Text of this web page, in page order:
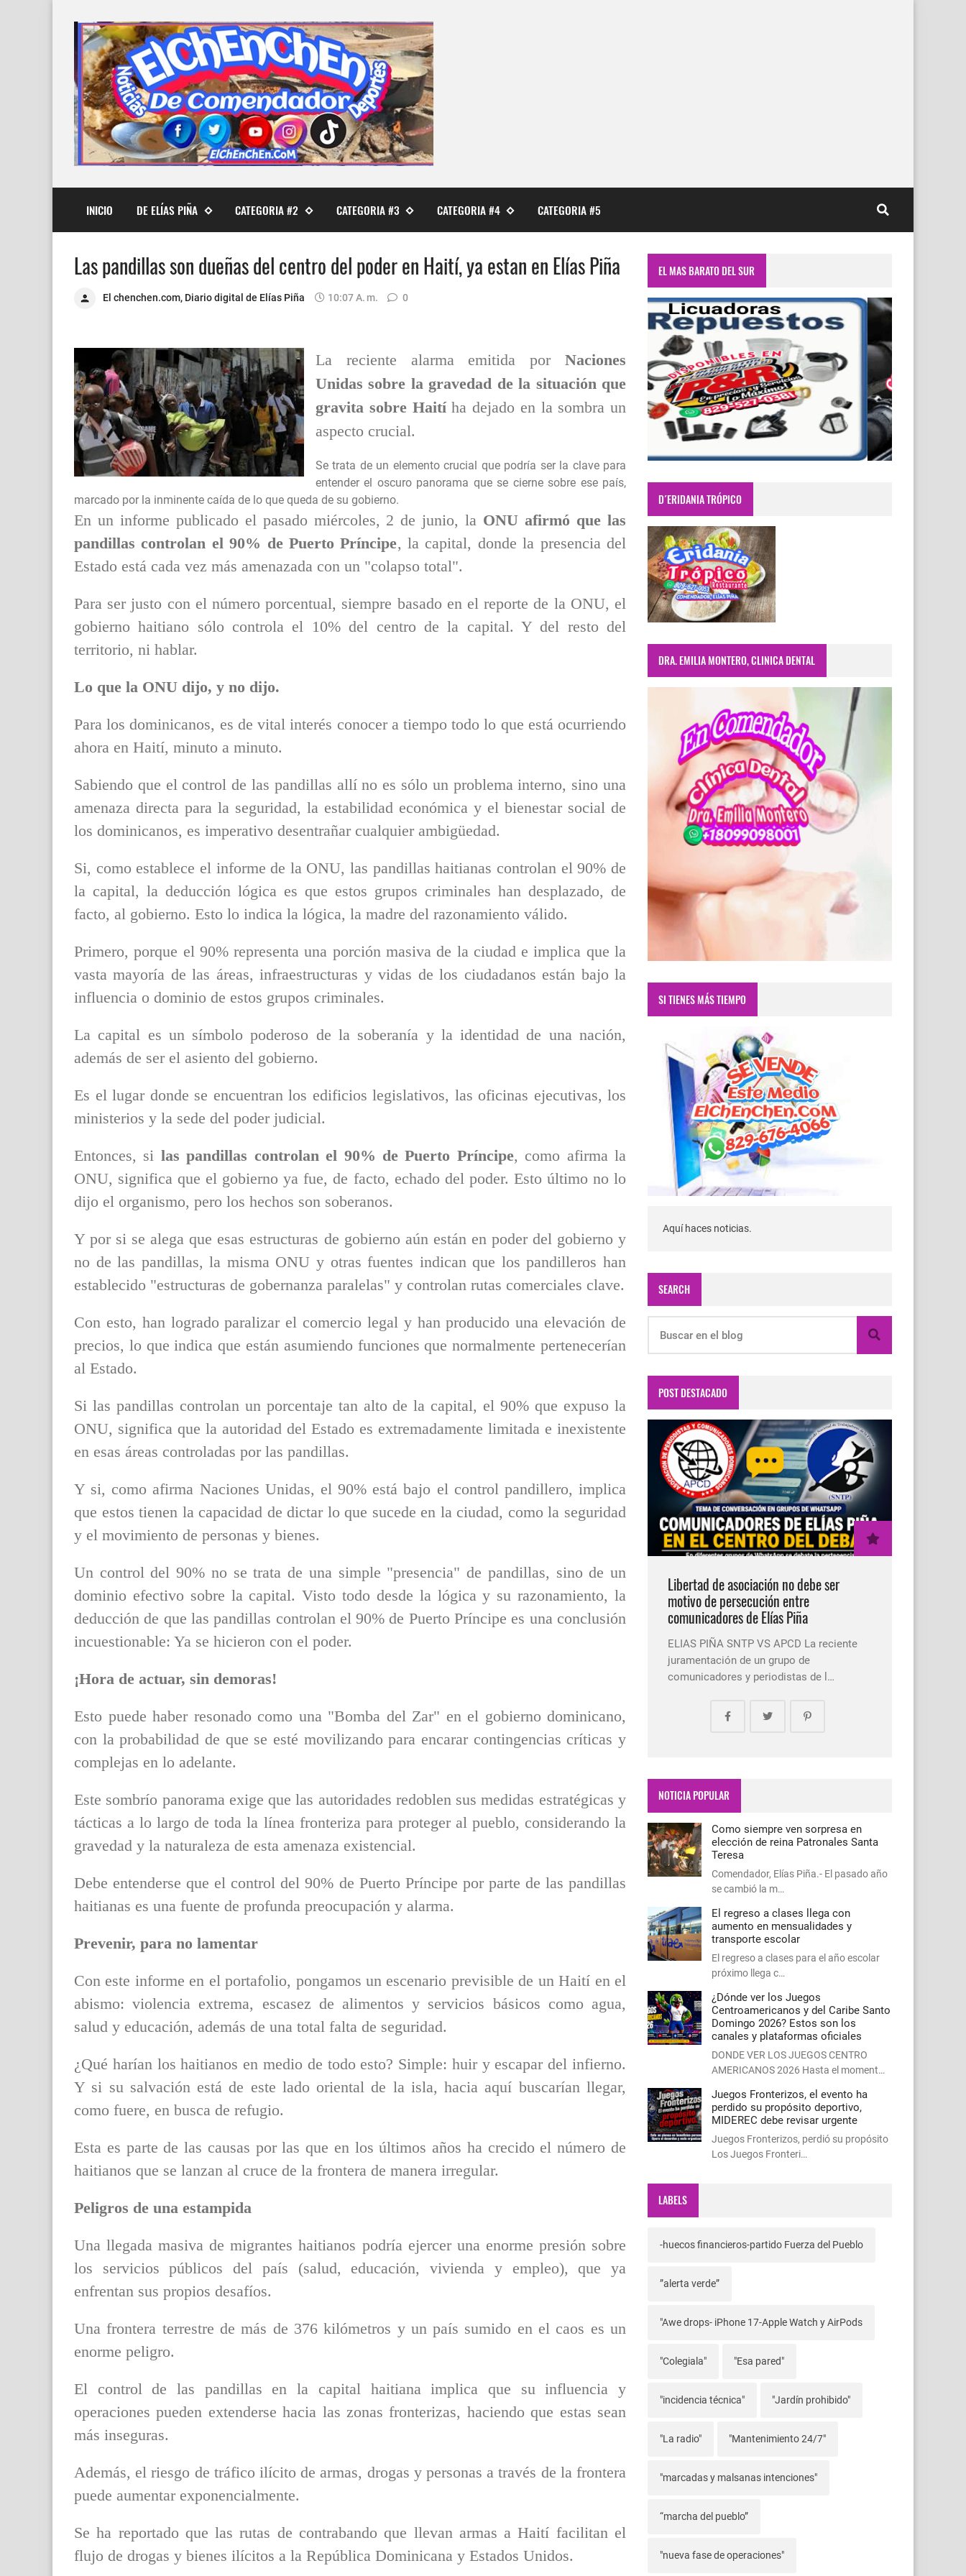
INICIO DE ELÍAS PIÑA CATEGORIA #2 CATEGORIA #3 CATEGORIA #4 CATEGORIA #5
Las pandillas son dueñas del centro del poder en Haití, ya estan en Elías Piña
El chenchen.com, Diario digital de Elías Piña 10:07 A. M. 0
La reciente alarma emitida por Naciones
Unidas sobre la gravedad de la situación que
gravita sobre Haitíha dejado en la sombra un
aspecto crucial.
Se trata de un elemento crucial que podría ser la clave para
entender el oscuro panorama que se cierne sobre ese país,
marcado por la inminente caída de lo que queda de su gobierno.
En un informe publicado el pasado miércoles, 2 de junio, la ONU afirmó que las
pandillas controlan el 90% de Puerto Príncipe, la capital, donde la presencia del
Estado está cada vez más amenazada con un "colapso total".
Para ser justo con el número porcentual, siempre basado en el reporte de la ONU, el
gobierno haitiano sólo controla el 10% del centro de la capital. Y del resto del
territorio, ni hablar.
Lo que la ONU dijo, y no dijo.
Para los dominicanos, es de vital interés conocer a tiempo todo lo que está ocurriendo
ahora en Haití, minuto a minuto.
Sabiendo que el control de las pandillas allí no es sólo un problema interno, sino una
amenaza directa para la seguridad, la estabilidad económica y el bienestar social de
los dominicanos, es imperativo desentrañar cualquier ambigüedad.
Si, como establece el informe de la ONU, las pandillas haitianas controlan el 90% de
la capital, la deducción lógica es que estos grupos criminales han desplazado, de
facto, al gobierno. Esto lo indica la lógica, la madre del razonamiento válido.
Primero, porque el 90% representa una porción masiva de la ciudad e implica que la
vasta mayoría de las áreas, infraestructuras y vidas de los ciudadanos están bajo la
influencia o dominio de estos grupos criminales.
La capital es un símbolo poderoso de la soberanía y la identidad de una nación,
además de ser el asiento del gobierno.
Es el lugar donde se encuentran los edificios legislativos, las oficinas ejecutivas, los
ministerios y la sede del poder judicial.
Entonces, si las pandillas controlan el 90% de Puerto Príncipe, como afirma la
ONU, significa que el gobierno ya fue, de facto, echado del poder. Esto último no lo
dijo el organismo, pero los hechos son soberanos.
Y por si se alega que esas estructuras de gobierno aún están en poder del gobierno y
no de las pandillas, la misma ONU y otras fuentes indican que los pandilleros han
establecido "estructuras de gobernanza paralelas" y controlan rutas comerciales clave.
Con esto, han logrado paralizar el comercio legal y han producido una elevación de
precios, lo que indica que están asumiendo funciones que normalmente pertenecerían
al Estado.
Si las pandillas controlan un porcentaje tan alto de la capital, el 90% que expuso la
ONU, significa que la autoridad del Estado es extremadamente limitada e inexistente
en esas áreas controladas por las pandillas.
Y si, como afirma Naciones Unidas, el 90% está bajo el control pandillero, implica
que estos tienen la capacidad de dictar lo que sucede en la ciudad, como la seguridad
y el movimiento de personas y bienes.
Un control del 90% no se trata de una simple "presencia" de pandillas, sino de un
dominio efectivo sobre la capital. Visto todo desde la lógica y su razonamiento, la
deducción de que las pandillas controlan el 90% de Puerto Príncipe es una conclusión
incuestionable: Ya se hicieron con el poder.
¡Hora de actuar, sin demoras!
Esto puede haber resonado como una "Bomba del Zar" en el gobierno dominicano,
con la probabilidad de que se esté movilizando para encarar contingencias críticas y
complejas en lo adelante.
Este sombrío panorama exige que las autoridades redoblen sus medidas estratégicas y
tácticas a lo largo de toda la línea fronteriza para proteger al pueblo, considerando la
gravedad y la naturaleza de esta amenaza existencial.
Debe entenderse que el control del 90% de Puerto Príncipe por parte de las pandillas
haitianas es una fuente de profunda preocupación y alarma.
Prevenir, para no lamentar
Con este informe en el portafolio, pongamos un escenario previsible de un Haití en el
abismo: violencia extrema, escasez de alimentos y servicios básicos como agua,
salud y educación, además de una total falta de seguridad.
¿Qué harían los haitianos en medio de todo esto? Simple: huir y escapar del infierno.
Y si su salvación está de este lado oriental de la isla, hacia aquí buscarían llegar,
como fuere, en busca de refugio.
Esta es parte de las causas por las que en los últimos años ha crecido el número de
haitianos que se lanzan al cruce de la frontera de manera irregular.
Peligros de una estampida
Una llegada masiva de migrantes haitianos podría ejercer una enorme presión sobre
los servicios públicos del país (salud, educación, vivienda y empleo), que ya
enfrentan sus propios desafíos.
Una frontera terrestre de más de 376 kilómetros y un país sumido en el caos es un
enorme peligro.
El control de las pandillas en la capital haitiana implica que su influencia y
operaciones pueden extenderse hacia las zonas fronterizas, haciendo que estas sean
más inseguras.
Además, el riesgo de tráfico ilícito de armas, drogas y personas a través de la frontera
puede aumentar exponencialmente.
Se ha reportado que las rutas de contrabando que llevan armas a Haití facilitan el
flujo de drogas y bienes ilícitos a la República Dominicana y Estados Unidos.
EL MAS BARATO DEL SUR
D´ERIDANIA TRÓPICO
DRA. EMILIA MONTERO, CLINICA DENTAL
SI TIENES MÁS TIEMPO
Aquí haces noticias.
SEARCH
POST DESTACADO
Libertad de asociación no debe ser
motivo de persecución entre
comunicadores de Elías Piña
ELIAS PIÑA SNTP VS APCD La reciente
juramentación de un grupo de
comunicadores y periodistas de l…
NOTICIA POPULAR
Como siempre ven sorpresa en
elección de reina Patronales Santa
Teresa
Comendador, Elías Piña.- El pasado año
se cambió la m…
El regreso a clases llega con
aumento en mensualidades y
transporte escolar
El regreso a clases para el año escolar
próximo llega c…
¿Dónde ver los Juegos
Centroamericanos y del Caribe Santo
Domingo 2026? Estos son los
canales y plataformas oficiales
DONDE VER LOS JUEGOS CENTRO
AMERICANOS 2026 Hasta el moment…
Juegos Fronterizos, el evento ha
perdido su propósito deportivo,
MIDEREC debe revisar urgente
Juegos Fronterizos, perdió su propósito
Los Juegos Fronteri…
LABELS
-huecos financieros-partido Fuerza del Pueblo
”alerta verde”
"Awe drops- iPhone 17-Apple Watch y AirPods
"Colegiala" "Esa pared"
"incidencia técnica" "Jardín prohibido"
"La radio" "Mantenimiento 24/7"
"marcadas y malsanas intenciones"
“marcha del pueblo”
"nueva fase de operaciones"